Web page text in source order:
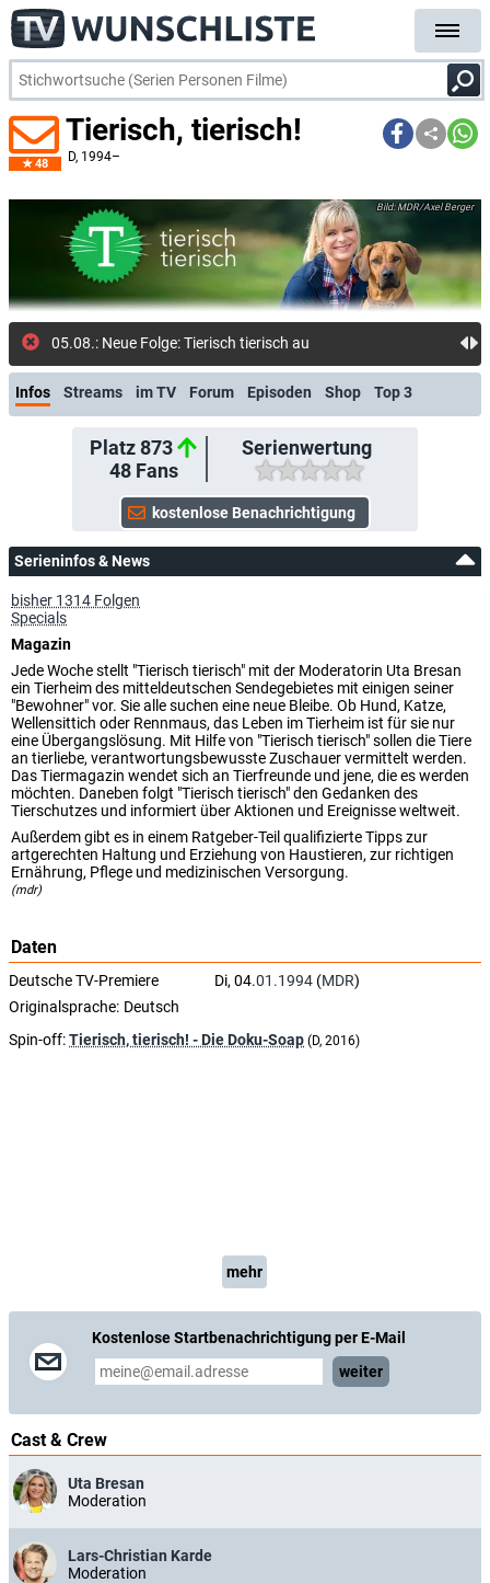
48
Tierisch, tierisch!
D, 1994–
MDR/Axel Berger
05.08.: Neue Folge: Tierisch tierisch aus dem Tierheim Pirna
Infos Streams im TV Forum Episoden Shop Top 3
Platz 873
48Fans
Serienwertung
Serieninfos & News
bisher 1314 Folgen
Specials
Magazin
Jede Woche stellt "Tierisch tierisch" mit der Moderatorin Uta Bresan
ein Tierheim des mitteldeutschen Sendegebietes mit einigen seiner
"Bewohner" vor. Sie alle suchen eine neue Bleibe. Ob Hund, Katze,
Wellensittich oder Rennmaus, das Leben im Tierheim ist für sie nur
eine Übergangslösung. Mit Hilfe von "Tierisch tierisch" sollen die Tiere
an tierliebe, verantwortungsbewusste Zuschauer vermittelt werden.
Das Tiermagazin wendet sich an Tierfreunde und jene, die es werden
möchten. Daneben folgt "Tierisch tierisch" den Gedanken des
Tierschutzes und informiert über Aktionen und Ereignisse weltweit.
Außerdem gibt es in einem Ratgeber-Teil qualifizierte Tipps zur
artgerechten Haltung und Erziehung von Haustieren, zur richtigen
Ernährung, Pflege und medizinischen Versorgung.
(mdr)
Daten
Deutsche TV-Premiere Di, 04.01.1994 (MDR)
Originalsprache: Deutsch
Spin-off:Tierisch, tierisch! - Die Doku-Soap (D, 2016)
mehr
Kostenlose Startbenachrichtigung per E-Mail
weiter
Cast & Crew
Uta Bresan
Moderation
Lars-Christian Karde
Moderation